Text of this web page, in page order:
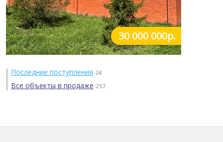
30 000 000р.
Последние поступления 24
Все объекты в продаже 257